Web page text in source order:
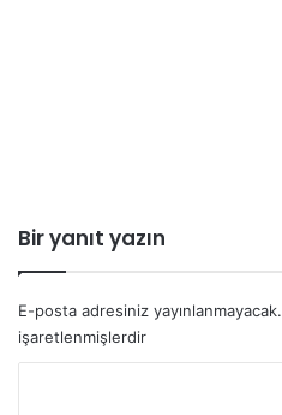
Bir yanıt yazın
E-posta adresiniz yayınlanmayacak.
işaretlenmişlerdir